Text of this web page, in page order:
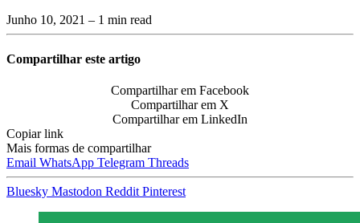
Junho 10, 2021 – 1 min read
Compartilhar este artigo
Compartilhar em Facebook
Compartilhar em X
Compartilhar em LinkedIn
Copiar link
Mais formas de compartilhar
Email WhatsApp Telegram Threads
Bluesky Mastodon Reddit Pinterest